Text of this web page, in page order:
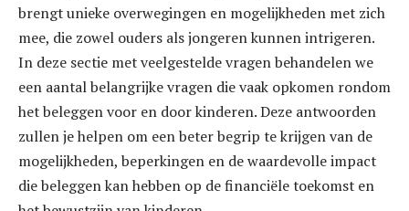
brengt unieke overwegingen en mogelijkheden met zich
mee, die zowel ouders als jongeren kunnen intrigeren.
In deze sectie met veelgestelde vragen behandelen we
een aantal belangrijke vragen die vaak opkomen rondom
het beleggen voor en door kinderen. Deze antwoorden
zullen je helpen om een beter begrip te krijgen van de
mogelijkheden, beperkingen en de waardevolle impact
die beleggen kan hebben op de financiële toekomst en